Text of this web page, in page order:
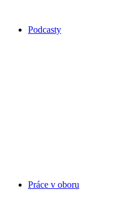
Podcasty
Práce v oboru